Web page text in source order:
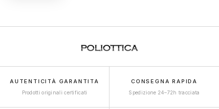
AUTENTICITÀ GARANTITA
Prodotti originali certificati
CONSEGNA RAPIDA
Spedizione 24–72h tracciata